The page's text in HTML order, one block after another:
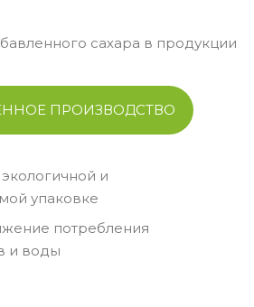
сахара в продукции
ПРОИЗВОДСТВО
и
упаковке
потребления
и воды